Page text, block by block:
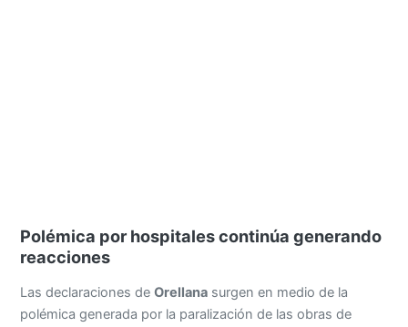
Polémica por hospitales continúa generando
reacciones
Las declaraciones deOrellana surgen en medio de la
polémica generada por la paralización de las obras de